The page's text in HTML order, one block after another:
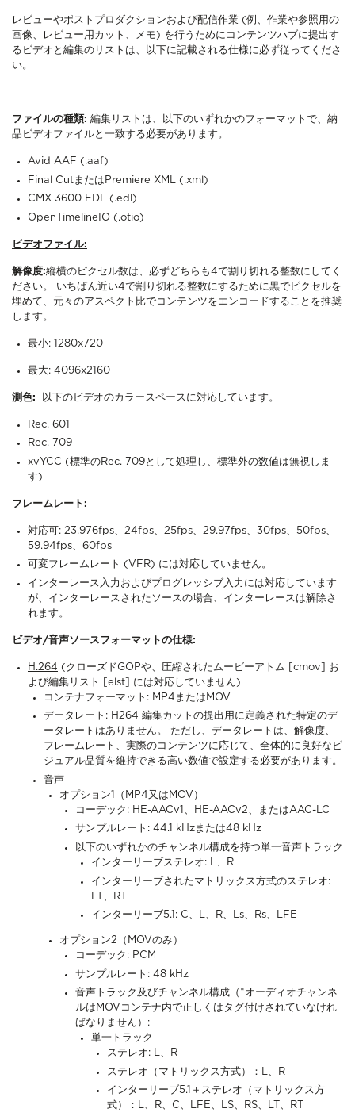
レビューやポストプロダクションおよび配信作業 (例、作業や参照用の
画像、レビュー用カット、メモ) を行うためにコンテンツハブに提出す
るビデオと編集のリストは、以下に記載される仕様に必ず従ってくださ
い。
ファイルの種類: 編集リストは、以下のいずれかのフォーマットで、納
品ビデオファイルと一致する必要があります。
Avid AAF (.aaf)
Final CutまたはPremiere XML (.xml)
CMX 3600 EDL (.edl)
OpenTimelineIO (.otio)
ビデオファイル:
解像度:縦横のピクセル数は、必ずどちらも4で割り切れる整数にしてく
ださい。 いちばん近い4で割り切れる整数にするために黒でピクセルを
埋めて、元々のアスペクト比でコンテンツをエンコードすることを推奨
します。
最小: 1280x720
最大: 4096x2160
測色: 以下のビデオのカラースペースに対応しています。
Rec. 601
Rec. 709
xvYCC (標準のRec. 709として処理し、標準外の数値は無視しま
す)
フレームレート:
対応可: 23.976fps、24fps、25fps、29.97fps、30fps、50fps、
59.94fps、60fps
可変フレームレート (VFR) には対応していません。
インターレース入力およびプログレッシブ入力には対応しています
が、インターレースされたソースの場合、インターレースは解除さ
れます。
ビデオ/音声ソースフォーマットの仕様:
H.264 (クローズドGOPや、圧縮されたムービーアトム [cmov] お
よび編集リスト [elst] には対応していません)
コンテナフォーマット: MP4またはMOV
データレート: H264 編集カットの提出用に定義された特定のデ
ータレートはありません。 ただし、データレートは、解像度、
フレームレート、実際のコンテンツに応じて、全体的に良好なビ
ジュアル品質を維持できる高い数値で設定する必要があります。
音声
オプション1（MP4又はMOV）
コーデック: HE-AACv1、HE-AACv2、またはAAC-LC
サンプルレート: 44.1 kHzまたは48 kHz
以下のいずれかのチャンネル構成を持つ単一音声トラック
インターリーブステレオ: L、R
インターリーブされたマトリックス方式のステレオ:
LT、RT
インターリーブ5.1: C、L、R、Ls、Rs、LFE
オプション2（MOVのみ）
コーデック: PCM
サンプルレート: 48 kHz
音声トラック及びチャンネル構成（*オーディオチャンネ
ルはMOVコンテナ内で正しくはタグ付けされていなけれ
ばなりません）:
単一トラック
ステレオ: L、R
ステレオ（マトリックス方式）：L、R
インターリーブ5.1＋ステレオ（マトリックス方
式）：L、R、C、LFE、LS、RS、LT、RT